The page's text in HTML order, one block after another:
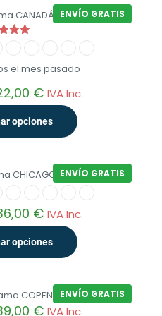
la
página
236,00 €
tiene
múltiples
opciones
pueden
elegir
en
la
producto
ENVÍO GRATIS
CANADÁ DELUXE
5el mes pasado
€Rango
de
precios:
desde
hasta
222,00 €
IVA Inc.
opciones
tiene
Las
opciones
se
pueden
la
página
ENVÍO GRATIS
DELUXE
€Rango
de
precios:
desde
hasta
236,00 €
IVA Inc.
opciones
tiene
múltiples
ENVÍO GRATIS
COPENHAGUE
€Rango
IVA Inc.